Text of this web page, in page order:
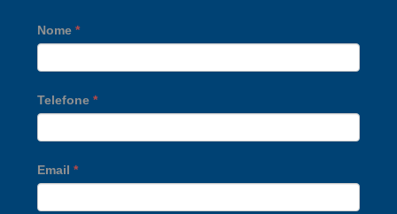
Nome *
Telefone *
Email *